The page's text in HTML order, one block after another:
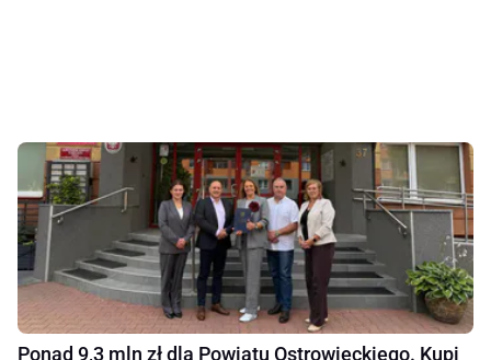
Ponad 9,3 mln zł dla Powiatu Ostrowieckiego. Kupi